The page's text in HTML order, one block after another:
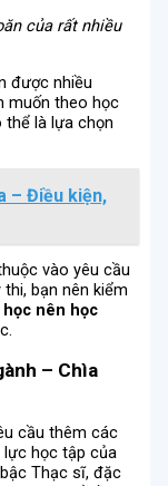
của rất nhiều
được nhiều
muốn theo học
thể là lựa chọn
– Điều kiện,
vào yêu cầu
bạn nên kiểm
học nên học
– Chìa
cầu thêm các
lực học tập của
Thạc sĩ, đặc